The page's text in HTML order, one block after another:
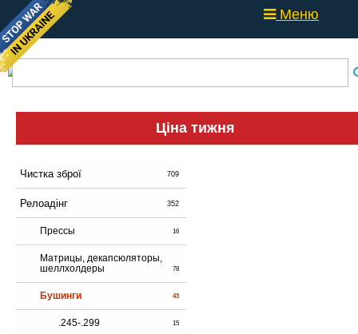
Меню
Ціна тижня
Чистка зброї 709
Релоадінг 352
Прессы 16
Матрицы, декапсюляторы,
шеллхолдеры
78
Бушинги 43
.245-.299 15